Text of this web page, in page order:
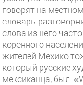
говорят на
словарь-
слова из него
коренного
жителей Мехико
который русские
мексиканца, был: